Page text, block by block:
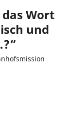
Wort
und